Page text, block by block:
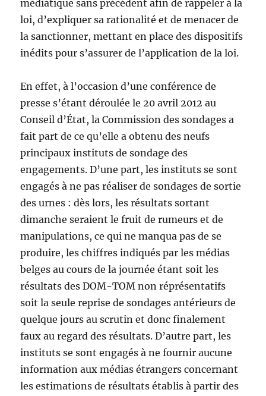
médiatique sans précédent afin de rappeler à la
loi, d’expliquer sa rationalité et de menacer de
la sanctionner, mettant en place des dispositifs
inédits pour s’assurer de l’application de la loi.
En effet, à l’occasion d’une conférence de
presse s’étant déroulée le 20 avril 2012 au
Conseil d’État, la Commission des sondages a
fait part de ce qu’elle a obtenu des neufs
principaux instituts de sondage des
engagements. D’une part, les instituts se sont
engagés à ne pas réaliser de sondages de sortie
des urnes : dès lors, les résultats sortant
dimanche seraient le fruit de rumeurs et de
manipulations, ce qui ne manqua pas de se
produire, les chiffres indiqués par les médias
belges au cours de la journée étant soit les
résultats des DOM-TOM non réprésentatifs
soit la seule reprise de sondages antérieurs de
quelque jours au scrutin et donc finalement
faux au regard des résultats. D’autre part, les
instituts se sont engagés à ne fournir aucune
information aux médias étrangers concernant
les estimations de résultats établis à partir des